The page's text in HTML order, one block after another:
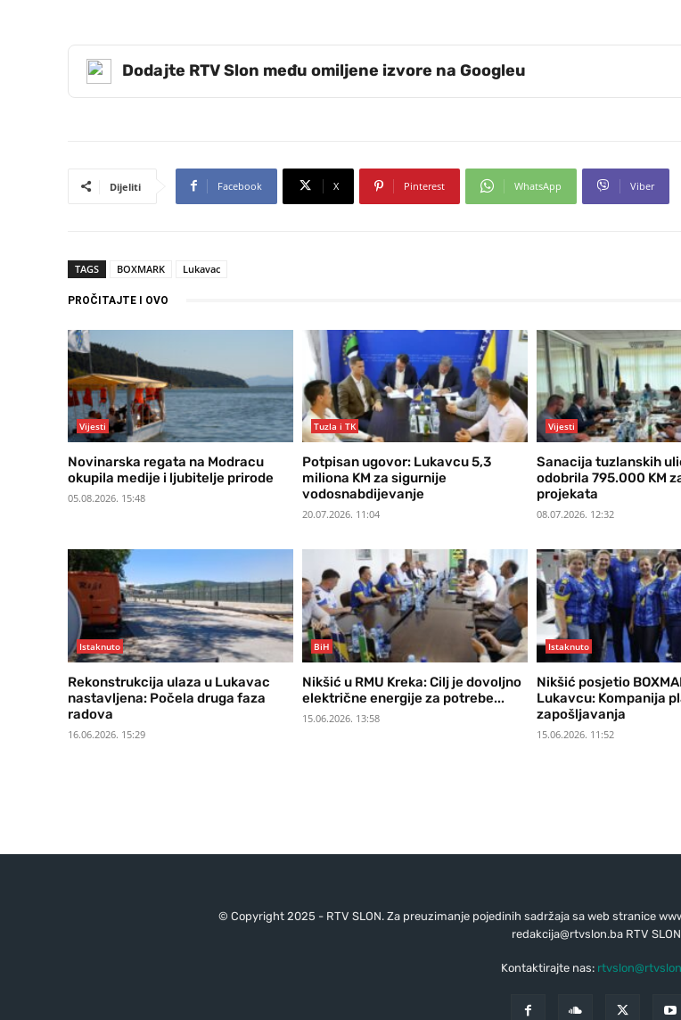
Dodajte RTV Slon među omiljene izvore na Googleu
Dijeliti Facebook X Pinterest WhatsApp Viber
TAGS BOXMARK Lukavac
PROČITAJTE I OVO
Vijesti
Novinarska regata na Modracu
okupila medije i ljubitelje prirode
05.08.2026. 15:48
Tuzla i TK
Potpisan ugovor: Lukavcu 5,3
miliona KM za sigurnije
vodosnabdijevanje
20.07.2026. 11:04
Vijesti
Sanacija tuzlanskih
odobrila 795.000 KM
projekata
08.07.2026. 12:32
Istaknuto
Rekonstrukcija ulaza u Lukavac
nastavljena: Počela druga faza
radova
16.06.2026. 15:29
BiH
Nikšić u RMU Kreka: Cilj je dovoljno
električne energije za potrebe...
15.06.2026. 13:58
Istaknuto
Nikšić posjetio
Lukavcu: Kompanija
zapošljavanja
15.06.2026. 11:52
© Copyright 2025 - RTV SLON. Za preuzimanje pojedinih sadržaja sa web stranice
redakcija@rtvslon.baRTV SLON |
Kontaktirajte nas: